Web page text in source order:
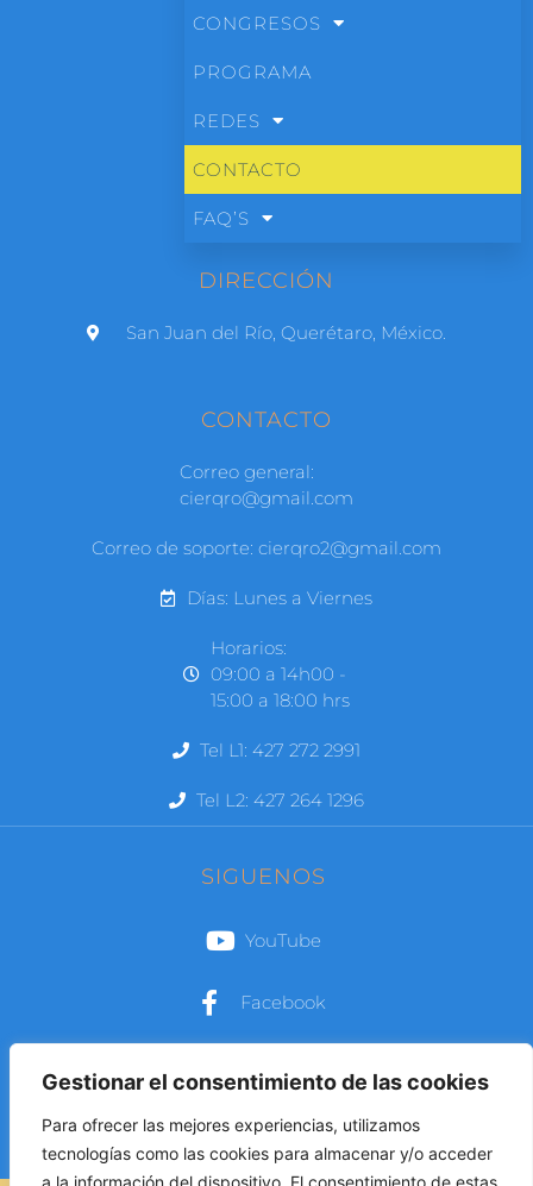
Gestionar el consentimiento de las cookies
Para ofrecer las mejores experiencias, utilizamos
tecnologías como las cookies para almacenar y/o acceder
a la información del dispositivo. El consentimiento de estas
CONGRESOS
PROGRAMA
REDES
CONTACTO
FAQ’S
DIRECCIÓN
San Juan del Río, Querétaro, México.
CONTACTO
Correo general:
cierqro@gmail.com
Correo de soporte: cierqro2@gmail.com
Días: Lunes a Viernes
Horarios:
09:00 a 14h00 -
15:00 a 18:00 hrs
Tel L1: 427 272 2991
Tel L2: 427 264 1296
SIGUENOS
YouTube
Facebook